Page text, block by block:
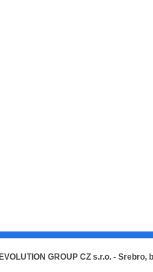
EVOLUTION GROUP CZ s.r.o. -